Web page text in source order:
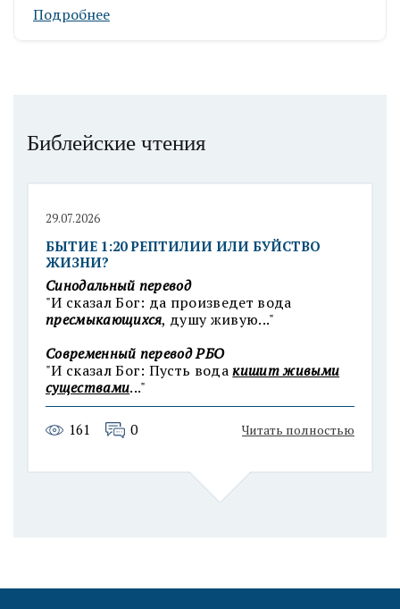
Подробнее
Библейские чтения
29.07.2026
БЫТИЕ 1:20 РЕПТИЛИИ ИЛИ БУЙСТВО
ЖИЗНИ?
Синодальный перевод
"И сказал Бог: да произведет вода
пресмыкающихся, душу живую..."
Современный перевод РБО
"И сказал Бог: Пусть водакишит живыми
существами..."
161 0 Читать полностью